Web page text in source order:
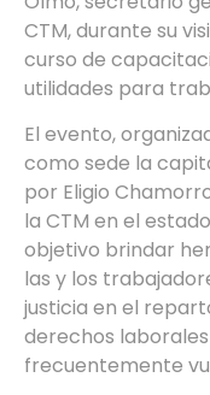
CTM, durante su
curso de
utilidades para
El evento,
como sede la
por Eligio
la CTM en el
objetivo brindar
las y los
justicia en el
derechos
frecuentemente